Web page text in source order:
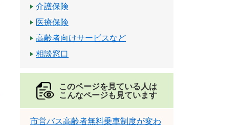
介護保険
医療保険
高齢者向けサービスなど
相談窓口
このページを見ている人は
こんなページも見ています
市営バス高齢者無料乗車制度が変わ